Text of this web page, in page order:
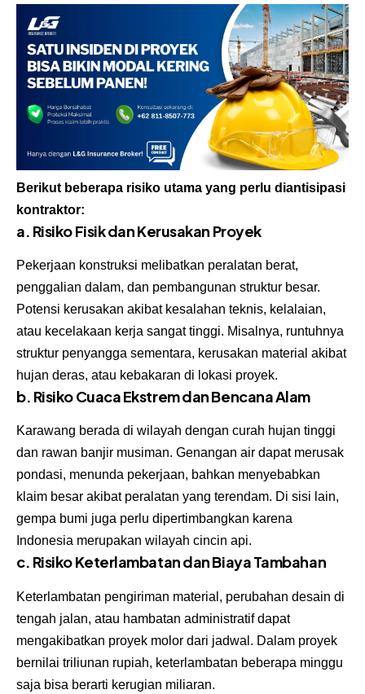
Berikut beberapa risiko utama yang perlu diantisipasi
kontraktor:
a. Risiko Fisik dan Kerusakan Proyek
Pekerjaan konstruksi melibatkan peralatan berat,
penggalian dalam, dan pembangunan struktur besar.
Potensi kerusakan akibat kesalahan teknis, kelalaian,
atau kecelakaan kerja sangat tinggi. Misalnya, runtuhnya
struktur penyangga sementara, kerusakan material akibat
hujan deras, atau kebakaran di lokasi proyek.
b. Risiko Cuaca Ekstrem dan Bencana Alam
Karawang berada di wilayah dengan curah hujan tinggi
dan rawan banjir musiman. Genangan air dapat merusak
pondasi, menunda pekerjaan, bahkan menyebabkan
klaim besar akibat peralatan yang terendam. Di sisi lain,
gempa bumi juga perlu dipertimbangkan karena
Indonesia merupakan wilayah cincin api.
c. Risiko Keterlambatan dan Biaya Tambahan
Keterlambatan pengiriman material, perubahan desain di
tengah jalan, atau hambatan administratif dapat
mengakibatkan proyek molor dari jadwal. Dalam proyek
bernilai triliunan rupiah, keterlambatan beberapa minggu
saja bisa berarti kerugian miliaran.